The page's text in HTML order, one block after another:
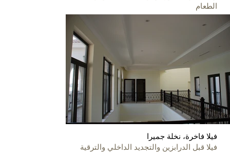
الطعام
فيلا فاخرة، نخلة جميرا
فيلا قبل الدرابزين والتجديد الداخلي والترقية